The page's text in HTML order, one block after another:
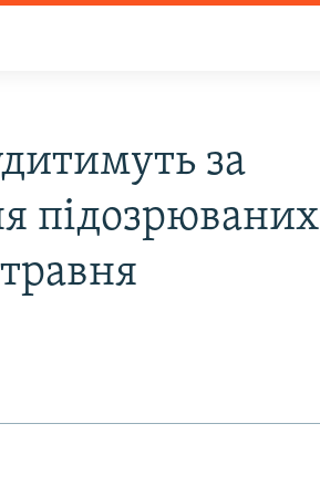
за
підозрюваних